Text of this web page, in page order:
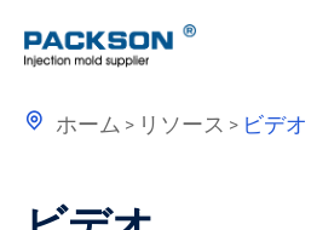
 ホーム リソース ビデオ